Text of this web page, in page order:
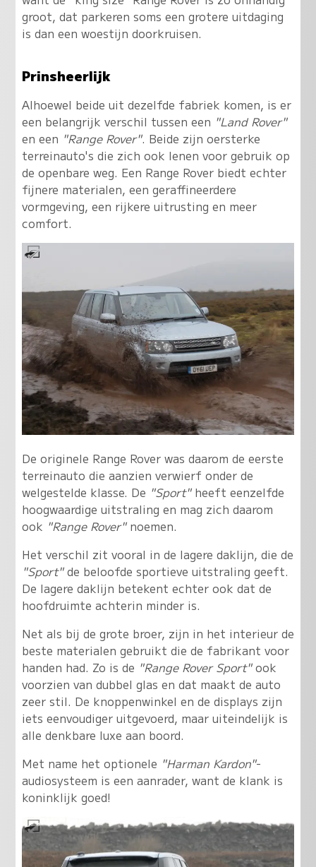
groot, dat parkeren soms een grotere uitdaging
is dan een woestijn doorkruisen.
Prinsheerlijk
Alhoewel beide uit dezelfde fabriek komen, is er
een belangrijk verschil tussen een "Land Rover"
en een "Range Rover". Beide zijn oersterke
terreinauto's die zich ook lenen voor gebruik op
de openbare weg. Een Range Rover biedt echter
fijnere materialen, een geraffineerdere
vormgeving, een rijkere uitrusting en meer
comfort.
De originele Range Rover was daarom de eerste
terreinauto die aanzien verwierf onder de
welgestelde klasse. De "Sport"heeft eenzelfde
hoogwaardige uitstraling en mag zich daarom
ook "Range Rover"noemen.
Het verschil zit vooral in de lagere daklijn, die de
"Sport"de beloofde sportieve uitstraling geeft.
De lagere daklijn betekent echter ook dat de
hoofdruimte achterin minder is.
Net als bij de grote broer, zijn in het interieur de
beste materialen gebruikt die de fabrikant voor
handen had. Zo is de "Range Rover Sport"ook
voorzien van dubbel glas en dat maakt de auto
zeer stil. De knoppenwinkel en de displays zijn
iets eenvoudiger uitgevoerd, maar uiteindelijk is
alle denkbare luxe aan boord.
Met name het optionele "Harman Kardon"-
audiosysteem is een aanrader, want de klank is
koninklijk goed!